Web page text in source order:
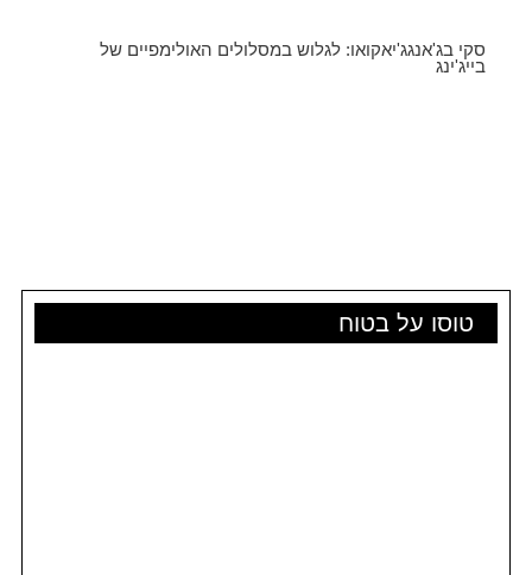
טוסו על בטוח
סקי בג'אנגג'יאקואו: לגלוש במסלולים האולימפיים של
בייג'ינג